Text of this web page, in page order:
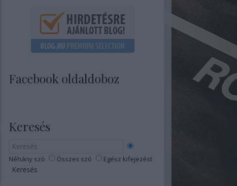
Facebook oldaldoboz
Keresés
Néhány szó Összes szó Egész kifejezést